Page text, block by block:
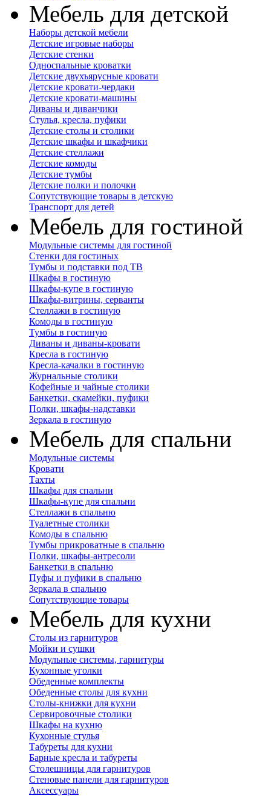
Мебель для детской
Наборы детской мебели
Детские игровые наборы
Детские стенки
Односпальные кроватки
Детские двухъярусные кровати
Детские кровати-чердаки
Детские кровати-машины
Диваны и диванчики
Стулья, кресла, пуфики
Детские столы и столики
Детские шкафы и шкафчики
Детские стеллажи
Детские комоды
Детские тумбы
Детские полки и полочки
Сопутствующие товары в детскую
Транспорт для детей
Мебель для гостиной
Модульные системы для гостиной
Стенки для гостиных
Тумбы и подставки под ТВ
Шкафы в гостиную
Шкафы-купе в гостиную
Шкафы-витрины, серванты
Стеллажи в гостиную
Комоды в гостиную
Тумбы в гостиную
Диваны и диваны-кровати
Кресла в гостиную
Кресла-качалки в гостиную
Журнальные столики
Кофейные и чайные столики
Банкетки, скамейки, пуфики
Полки, шкафы-надставки
Зеркала в гостиную
Мебель для спальни
Модульные системы
Кровати
Тахты
Шкафы для спальни
Шкафы-купе для спальни
Стеллажи в спальню
Туалетные столики
Комоды в спальню
Тумбы прикроватные в спальню
Полки, шкафы-антресоли
Банкетки в спальню
Пуфы и пуфики в спальню
Зеркала в спальню
Сопутствующие товары
Мебель для кухни
Столы из гарнитуров
Мойки и сушки
Модульные системы, гарнитуры
Кухонные уголки
Обеденные комплекты
Обеденные столы для кухни
Столы-книжки для кухни
Сервировочные столики
Шкафы на кухню
Кухонные стулья
Табуреты для кухни
Барные кресла и табуреты
Столешницы для гарнитуров
Стеновые панели для гарнитуров
Аксессуары